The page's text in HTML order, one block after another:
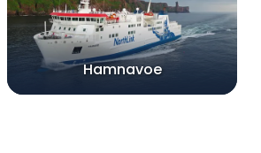
Hamnavoe